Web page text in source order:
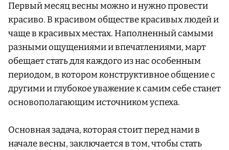
Первый месяц весны можно и нужно провести
красиво. В красивом обществе красивых людей и
чаще в красивых местах. Наполненный самыми
разными ощущениями и впечатлениями, март
обещает стать для каждого из нас особенным
периодом, в котором конструктивное общение с
другими и глубокое уважение к самим себе станет
основополагающим источником успеха.
Основная задача, которая стоит перед нами в
начале весны, заключается в том, чтобы стать